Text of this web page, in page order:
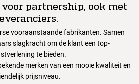
partnership, ook met
vooraanstaande fabrikanten. Samen
slagkracht om de klant een top-
te bieden.
merken van een mooie kwaliteit en
prijsniveau.